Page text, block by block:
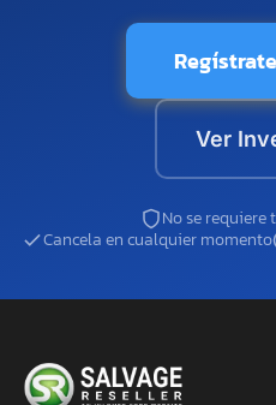
Ver
No se
Cancela en cualquier momento